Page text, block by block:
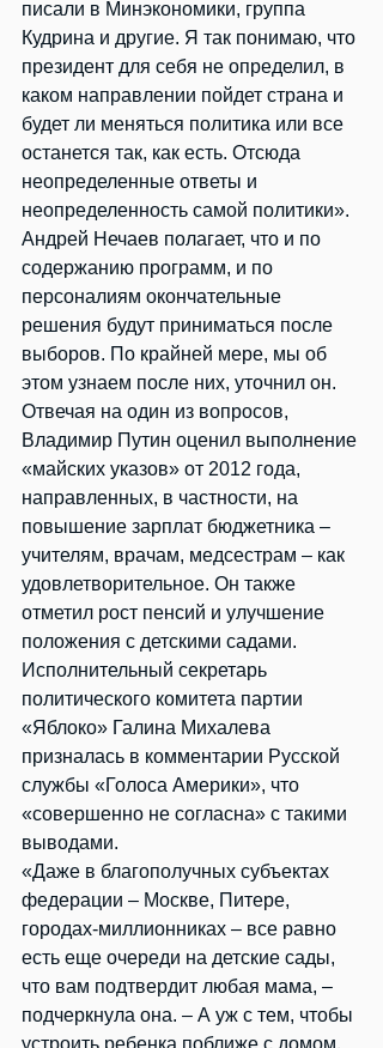
писали в Минэкономики, группа
Кудрина и другие. Я так понимаю, что
президент для себя не определил, в
каком направлении пойдет страна и
будет ли меняться политика или все
останется так, как есть. Отсюда
неопределенные ответы и
неопределенность самой политики».
Андрей Нечаев полагает, что и по
содержанию программ, и по
персоналиям окончательные
решения будут приниматься после
выборов. По крайней мере, мы об
этом узнаем после них, уточнил он.
Отвечая на один из вопросов,
Владимир Путин оценил выполнение
«майских указов» от 2012 года,
направленных, в частности, на
повышение зарплат бюджетника –
учителям, врачам, медсестрам – как
удовлетворительное. Он также
отметил рост пенсий и улучшение
положения с детскими садами.
Исполнительный секретарь
политического комитета партии
«Яблоко» Галина Михалева
призналась в комментарии Русской
службы «Голоса Америки», что
«совершенно не согласна» с такими
выводами.
«Даже в благополучных субъектах
федерации – Москве, Питере,
городах-миллионниках – все равно
есть еще очереди на детские сады,
что вам подтвердит любая мама, –
подчеркнула она. – А уж с тем, чтобы
устроить ребенка поближе с домом,